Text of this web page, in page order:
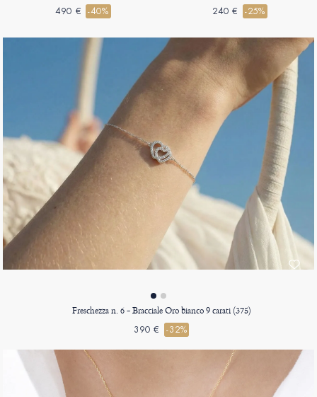
490 € -40% 240 € -25%
Freschezza n. 6 - Bracciale Oro bianco 9 carati (375)
390 € -32%